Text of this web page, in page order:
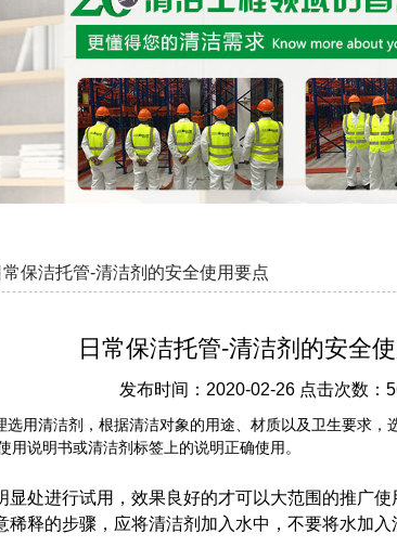
常保洁托管-清洁剂的安全使用要点
日常保洁托管-清洁剂的安全
发布时间：2020-02-26 点击次数：
选用清洁剂，根据清洁对象的用途、材质以及卫生要求
用说明书或清洁剂标签上的说明正确使用。
显处进行试用，效果良好的才可以大范围的推广
稀释的步骤，应将清洁剂加入水中，不要将水加